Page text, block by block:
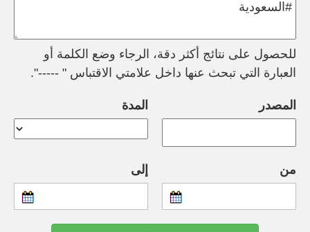
للحصول على نتائج أكثر دقة، الرجاء وضع الكلمة أو
العبارة التي تبحث عنها داخل علامتي الاقتباس " -----".
المصدر المدة
من إلى